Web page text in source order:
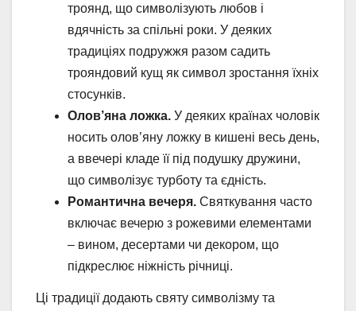
троянд, що символізують любов і
вдячність за спільні роки. У деяких
традиціях подружжя разом садить
трояндовий кущ як символ зростання їхніх
стосунків.
Олов’яна ложка. У деяких країнах чоловік
носить олов’яну ложку в кишені весь день,
а ввечері кладе її під подушку дружини,
що символізує турботу та єдність.
Романтична вечеря. Святкування часто
включає вечерю з рожевими елементами
– вином, десертами чи декором, що
підкреслює ніжність річниці.
Ці традиції додають святу символізму та